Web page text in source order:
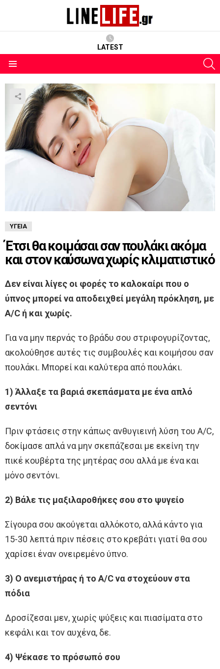
LATEST
ΥΓΕΊΑ
Έτσι θα κοιμάσαι σαν πουλάκι ακόμα
και στον καύσωνα χωρίς κλιματιστικό
Δεν είναι λίγες οι φορές το καλοκαίρι που ο
ύπνος μπορεί να αποδειχθεί μεγάλη πρόκληση, με
A/C ή και χωρίς.
Για να μην περνάς το βράδυ σου στριφογυρίζοντας,
ακολούθησε αυτές τις συμβουλές και κοιμήσου σαν
πουλάκι. Μπορεί και καλύτερα από πουλάκι.
1) Άλλαξε τα βαριά σκεπάσματα με ένα απλό
σεντόνι
Πριν φτάσεις στην κάπως ανθυγιεινή λύση του A/C,
δοκίμασε απλά να μην σκεπάζεσαι με εκείνη την
πικέ κουβέρτα της μητέρας σου αλλά με ένα και
μόνο σεντόνι.
2) Βάλε τις μαξιλαροθήκες σου στο ψυγείο
Σίγουρα σου ακούγεται αλλόκοτο, αλλά κάντο για
15-30 λεπτά πριν πέσεις στο κρεβάτι γιατί θα σου
χαρίσει έναν ονειρεμένο ύπνο.
3) Ο ανεμιστήρας ή το A/C να στοχεύουν στα
πόδια
Δροσίζεσαι μεν, χωρίς ψύξεις και πιασίματα στο
κεφάλι και τον αυχένα, δε.
4) Ψέκασε το πρόσωπό σου